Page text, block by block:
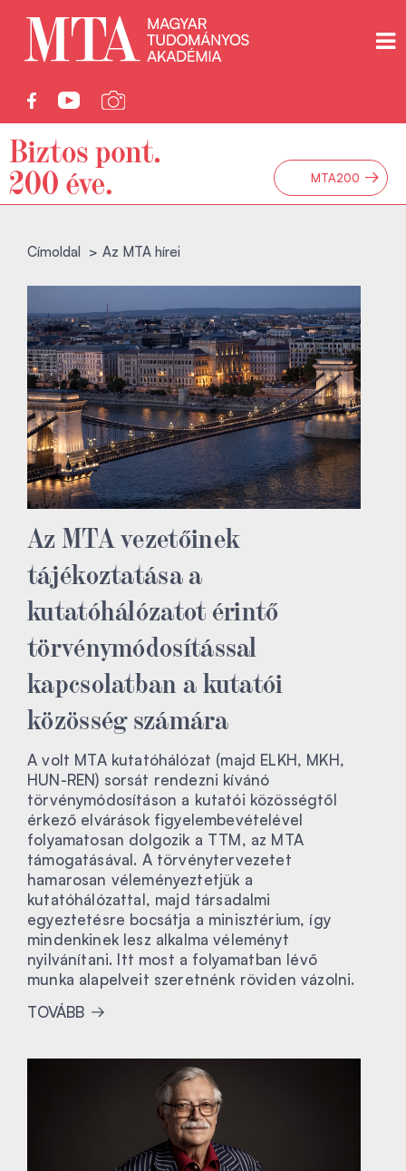
MTA200 →
Címoldal Az MTA hírei
Az MTA vezetőinek
tájékoztatása a
kutatóhálózatot érintő
törvénymódosítással
kapcsolatban a kutatói
közösség számára
A volt MTA kutatóhálózat (majd ELKH, MKH,
HUN-REN) sorsát rendezni kívánó
törvénymódosításon a kutatói közösségtől
érkező elvárások figyelembevételével
folyamatosan dolgozik a TTM, az MTA
támogatásával. A törvénytervezetet
hamarosan véleményeztetjük a
kutatóhálózattal, majd társadalmi
egyeztetésre bocsátja a minisztérium, így
mindenkinek lesz alkalma véleményt
nyilvánítani. Itt most a folyamatban lévő
munka alapelveit szeretnénk röviden vázolni.
TOVÁBB